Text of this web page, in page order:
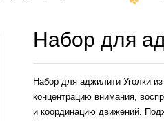
Набор для
Набор для аджилити Уголки
концентрацию внимания,
и координацию движений.